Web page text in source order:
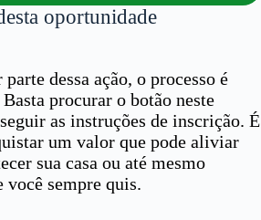
oportunidade
dessa ação, o processo é
procurar o botão neste
as instruções de inscrição. É
um valor que pode aliviar
sua casa ou até mesmo
sempre quis.